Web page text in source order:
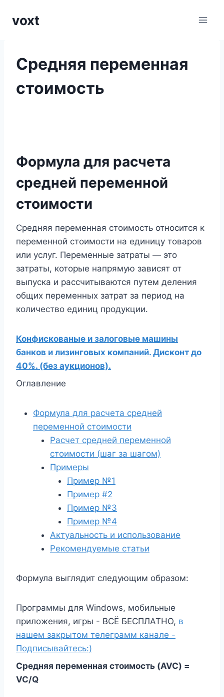
voxt
Средняя переменная
стоимость
Формула для расчета
средней переменной
стоимости
Средняя переменная стоимость относится к
переменной стоимости на единицу товаров
или услуг. Переменные затраты — это
затраты, которые напрямую зависят от
выпуска и рассчитываются путем деления
общих переменных затрат за период на
количество единиц продукции.
Конфискованые и залоговые машины
банков и лизинговых компаний. Дисконт до
40%. (без аукционов).
Оглавление
Формула для расчета средней
переменной стоимости
Расчет средней переменной
стоимости (шаг за шагом)
Примеры
Пример №1
Пример #2
Пример №3
Пример №4
Актуальность и использование
Рекомендуемые статьи
Формула выглядит следующим образом:
Программы для Windows, мобильные
приложения, игры - ВСЁ БЕСПЛАТНО, в
нашем закрытом телеграмм канале -
Подписывайтесь:)
Средняя переменная стоимость (AVC) =
VC/Q